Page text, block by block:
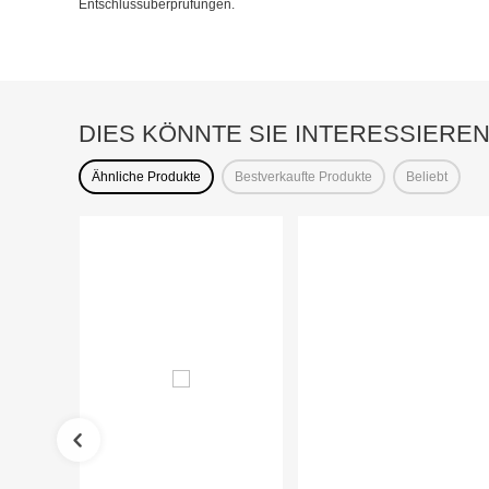
Entschlussüberprüfungen.
DIES KÖNNTE SIE INTERESSIEREN
Ähnliche Produkte Bestverkaufte Produkte Beliebt